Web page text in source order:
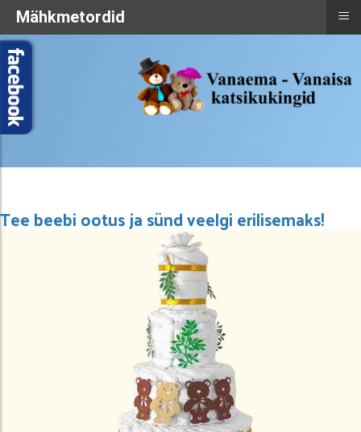
Tee beebi ootus ja sünd veelgi erilisemaks!
Mähkmetordid ≡